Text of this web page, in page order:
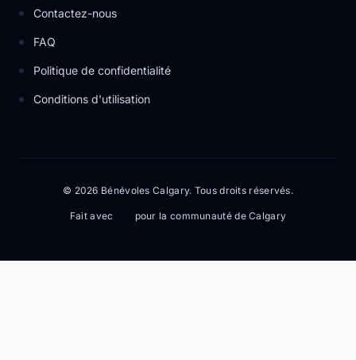
Contactez-nous
FAQ
Politique de confidentialité
Conditions d'utilisation
© 2026 Bénévoles Calgary. Tous droits réservés.
Fait avec pour la communauté de Calgary